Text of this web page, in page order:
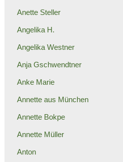
Anette Steller
Angelika H.
Angelika Westner
Anja Gschwendtner
Anke Marie
Annette aus München
Annette Bokpe
Annette Müller
Anton